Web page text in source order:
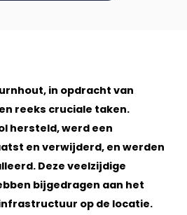
in opdracht van
reeks cruciale taken.
hersteld, werd een
en verwijderd, en werden
Deze veelzijdige
bijgedragen aan het
op de locatie.